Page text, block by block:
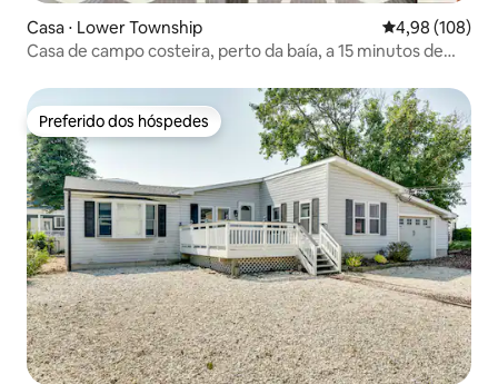
Casa ⋅ Lower Township 4,98 de uma
4,98 (108)
Casa de campo costeira, perto da baía, a 15 minutos de
Preferido dos hóspedes
Preferido dos hóspedes